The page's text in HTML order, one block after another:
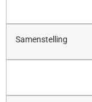
Samenstelling